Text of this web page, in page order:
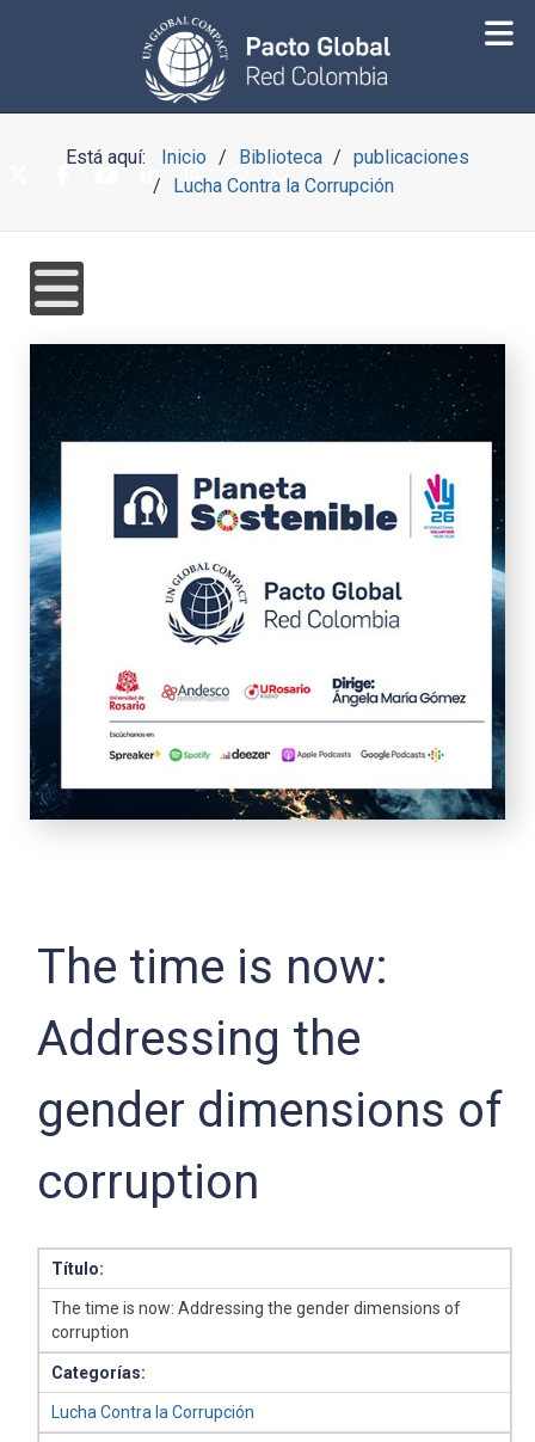
Está aquí: Inicio Biblioteca
publicaciones
Lucha Contra la Corrupción
The time is now:
Addressing the
gender dimensions of
corruption
Título:
The time is now: Addressing the gender dimensions of
corruption
Categorías:
Lucha Contra la Corrupción